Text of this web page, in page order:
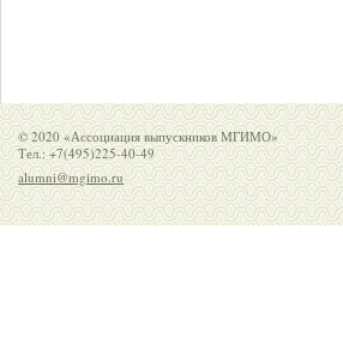
© 2020 «Ассоциация выпускников МГИМО»
Тел.: +7(495)225-40-49
alumni@mgimo.ru